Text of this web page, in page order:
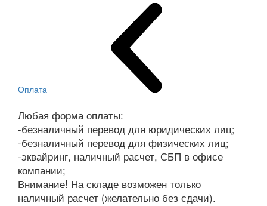
Оплата
Любая форма оплаты:
-безналичный перевод для юридических лиц;
-безналичный перевод для физических лиц;
-эквайринг, наличный расчет, СБП в офисе
компании;
Внимание! На складе возможен только
наличный расчет (желательно без сдачи).